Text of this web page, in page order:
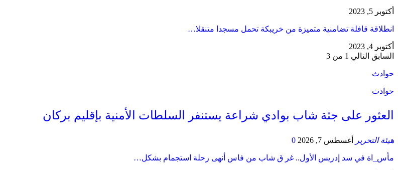
أكتوبر 5, 2023
انطلاقة قافلة تضامنية متميزة من خريبكة تحمل مسجدا متنقلا…
أكتوبر 4, 2023
السابق التالي 1 من 3
حوادث
حوادث
العثور على جثة شاب بوادي شراعة يستنفر السلطات الأمنية بإقليم بركان
هيئة التحرير أغسطس 7, 2026 0
مأس_اة في سد إدريس الأول.. غر ق شاب من فاس أنهى رحلة استجمام بشكل…